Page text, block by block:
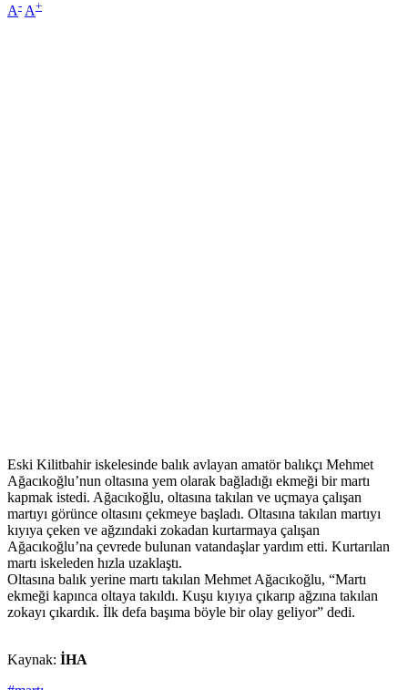
A- A+
Eski Kilitbahir iskelesinde balık avlayan amatör balıkçı Mehmet
Ağacıkoğlu’nun oltasına yem olarak bağladığı ekmeği bir martı
kapmak istedi. Ağacıkoğlu, oltasına takılan ve uçmaya çalışan
martıyı görünce oltasını çekmeye başladı. Oltasına takılan martıyı
kıyıya çeken ve ağzındaki zokadan kurtarmaya çalışan
Ağacıkoğlu’na çevrede bulunan vatandaşlar yardım etti. Kurtarılan
martı iskeleden hızla uzaklaştı.
Oltasına balık yerine martı takılan Mehmet Ağacıkoğlu, “Martı
ekmeği kapınca oltaya takıldı. Kuşu kıyıya çıkarıp ağzına takılan
zokayı çıkardık. İlk defa başıma böyle bir olay geliyor” dedi.
Kaynak: İHA